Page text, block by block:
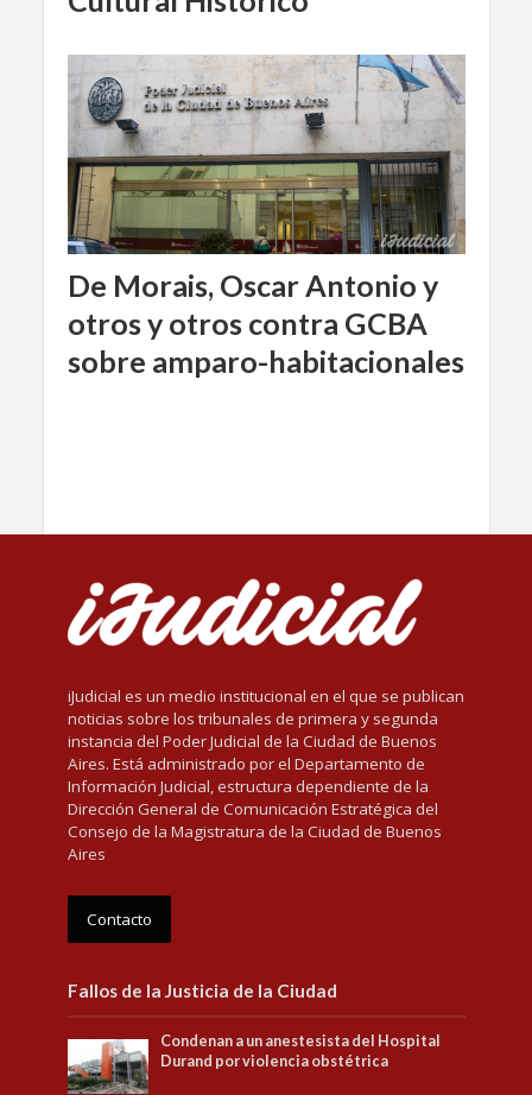
De Morais, Oscar Antonio y
otros y otros contra GCBA
sobre amparo-habitacionales
iJudicial es un medio institucional en el que se publican
noticias sobre los tribunales de primera y segunda
instancia del Poder Judicial de la Ciudad de Buenos
Aires. Está administrado por el Departamento de
Información Judicial, estructura dependiente de la
Dirección General de Comunicación Estratégica del
Consejo de la Magistratura de la Ciudad de Buenos
Aires
Contacto
Fallos de la Justicia de la Ciudad
Condenan a un anestesista del Hospital
Durand por violencia obstétrica